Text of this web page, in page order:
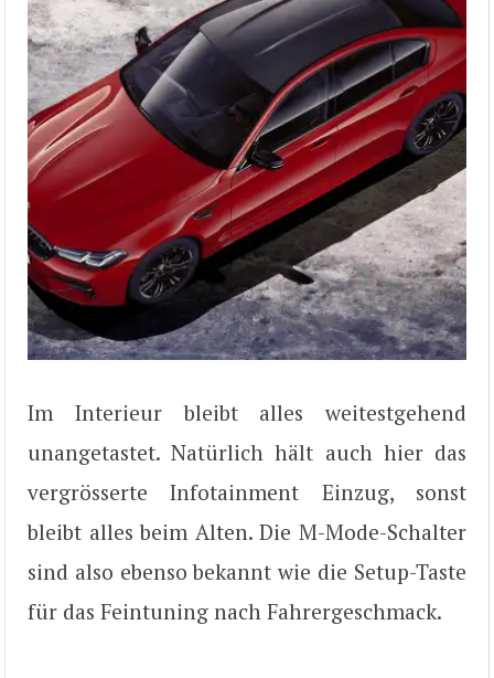
Im Interieur bleibt alles weitestgehend
unangetastet. Natürlich hält auch hier das
vergrösserte Infotainment Einzug, sonst
bleibt alles beim Alten. Die M-Mode-Schalter
sind also ebenso bekannt wie die Setup-Taste
für das Feintuning nach Fahrergeschmack.